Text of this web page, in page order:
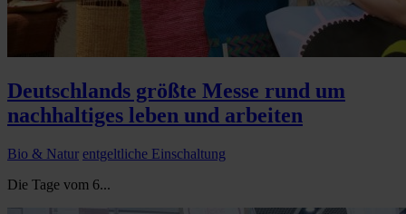
Deutschlands größte Messe rund um
nachhaltiges leben und arbeiten
Bio & Natur entgeltliche Einschaltung
Die Tage vom 6...